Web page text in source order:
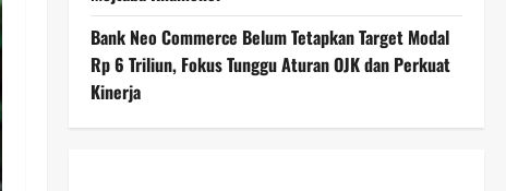
Bank Neo Commerce Belum Tetapkan Target Modal
Rp 6 Triliun, Fokus Tunggu Aturan OJK dan Perkuat
Kinerja